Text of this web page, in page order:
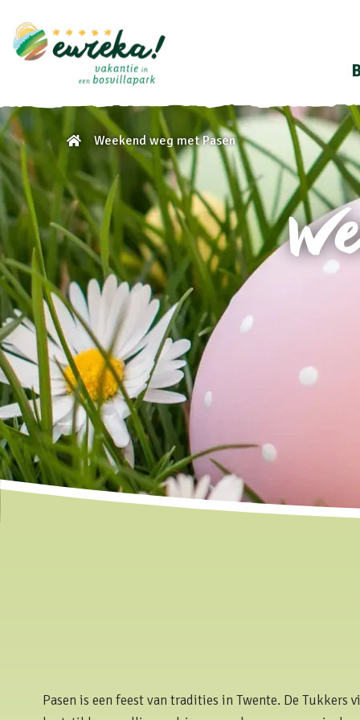
Weekend weg met Pasen
Pasen is een feest van tradities in Twente. De Tukkers